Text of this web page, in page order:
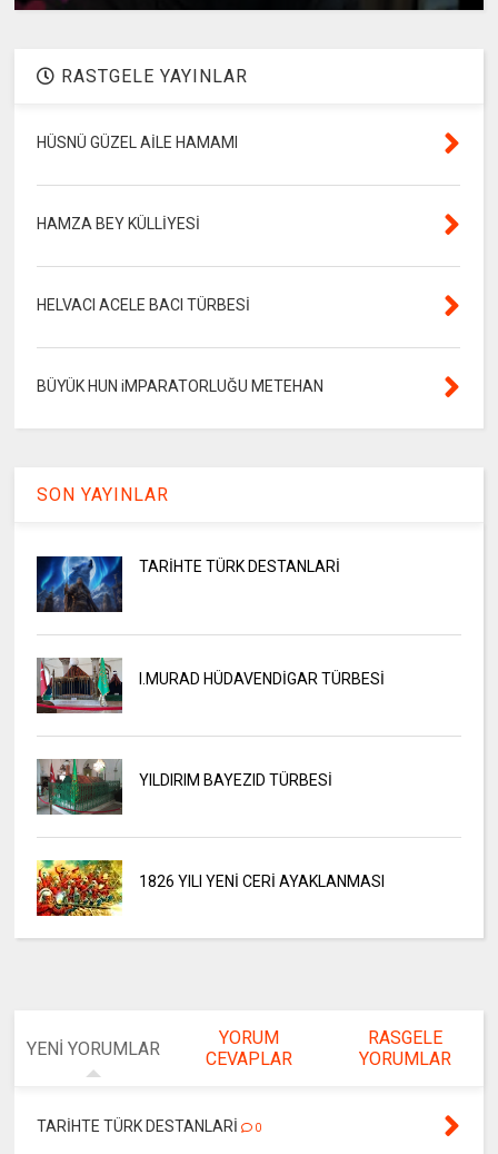
RASTGELE YAYINLAR
HÜSNÜ GÜZEL AİLE HAMAMI
HAMZA BEY KÜLLİYESİ
HELVACI ACELE BACI TÜRBESİ
BÜYÜK HUN iMPARATORLUĞU METEHAN
SON YAYINLAR
TARİHTE TÜRK DESTANLARİ
I.MURAD HÜDAVENDİGAR TÜRBESİ
YILDIRIM BAYEZID TÜRBESİ
1826 YILI YENİ CERİ AYAKLANMASI
YENİ YORUMLAR
YORUM
CEVAPLAR
RASGELE
YORUMLAR
TARİHTE TÜRK DESTANLARİ 0